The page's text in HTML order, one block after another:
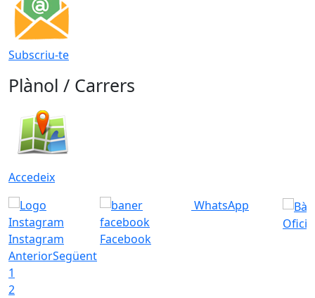
Subscriu-te
Plànol / Carrers
Accedeix
Instagram Facebook
WhatsApp
AnteriorSegüent
1
2